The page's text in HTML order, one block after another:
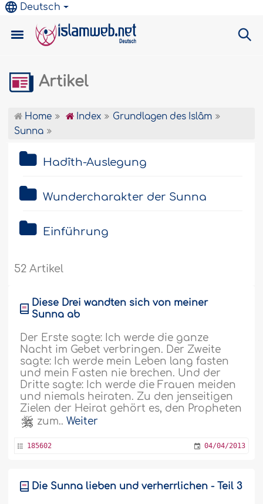
Deutsch
Artikel
Home Index
Grundlagen des Islâm
Sunna
Hadîth-Auslegung
Wundercharakter der Sunna
Einführung
52 Artikel
Diese Drei wandten sich von meiner
Sunna ab
Der Erste sagte: Ich werde die ganze
Nacht im Gebet verbringen. Der Zweite
sagte: Ich werde mein Leben lang fasten
und mein Fasten nie brechen. Und der
Dritte sagte: Ich werde die Frauen meiden
und niemals heiraten. Zu den jenseitigen
Zielen der Heirat gehört es, den Propheten
zum..Weiter
185602 04/04/2013
Die Sunna lieben und verherrlichen - Teil 3